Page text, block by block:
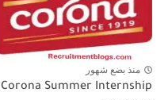
منذ بضع شهور
Corona Summer Internship